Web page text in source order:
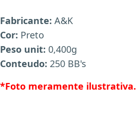
Fabricante: A&K
Cor: Preto
Peso unit: 0,400g
Conteudo: 250 BB's
*Foto meramente ilustrativa.